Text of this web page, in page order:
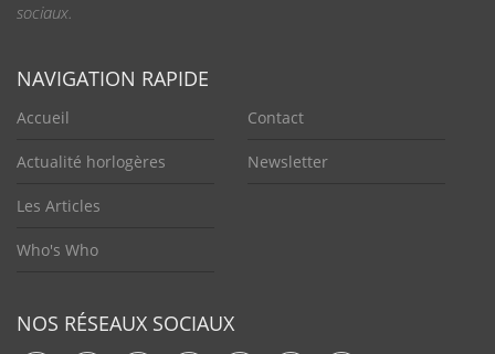
sociaux.
NAVIGATION RAPIDE
Accueil
Actualité horlogères
Les Articles
Who's Who
Contact
Newsletter
NOS RÉSEAUX SOCIAUX